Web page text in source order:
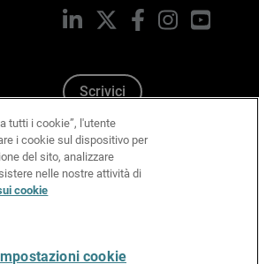
LinkedIn FacebookInstagram
Scrivici
tutti i cookie”, l'utente
i cookie sul dispositivo per
del sito, analizzare
nelle nostre attività di
cookie
cookie